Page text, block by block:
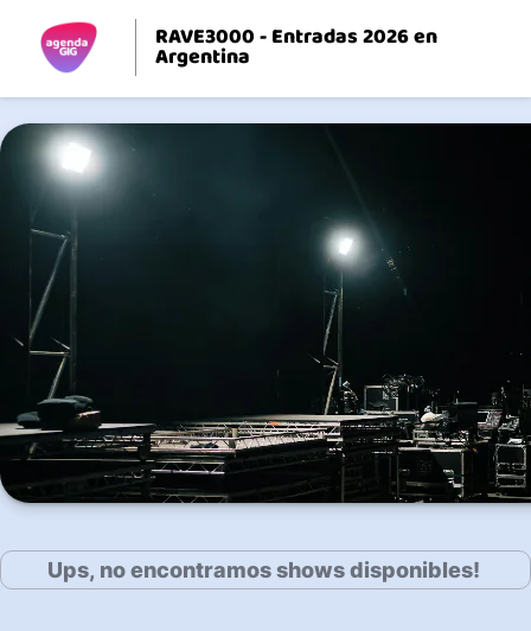
RAVE3000 - Entradas 2026 en
Argentina
Ups, no encontramos shows disponibles!